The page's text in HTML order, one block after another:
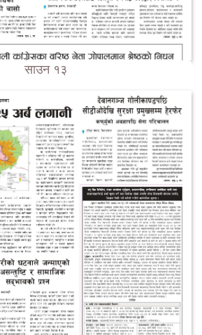
साउन १३